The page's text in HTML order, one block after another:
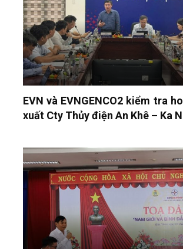
EVN và EVNGENCO2 kiểm tra
xuất Cty Thủy điện An Khê – Ka